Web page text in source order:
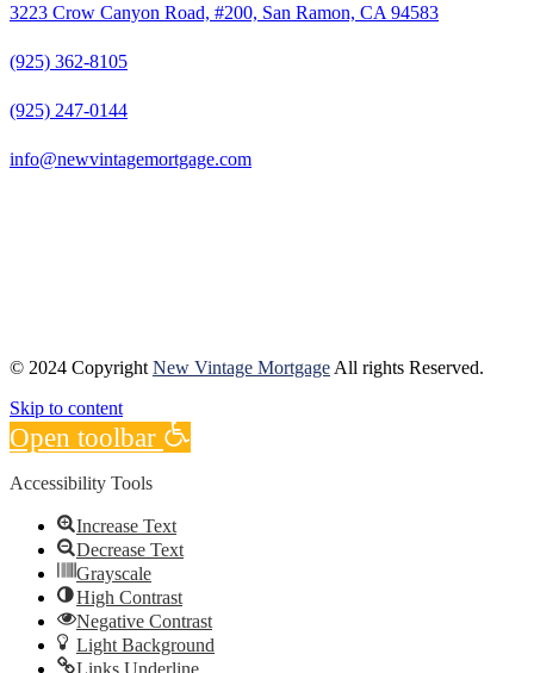
3223 Crow Canyon Road, #200, San Ramon, CA 94583
(925) 362-8105
(925) 247-0144
info@newvintagemortgage.com
© 2024 Copyright New Vintage Mortgage All rights Reserved.
Skip to content
Open toolbar
Accessibility Tools
Increase Text
Decrease Text
Grayscale
High Contrast
Negative Contrast
Light Background